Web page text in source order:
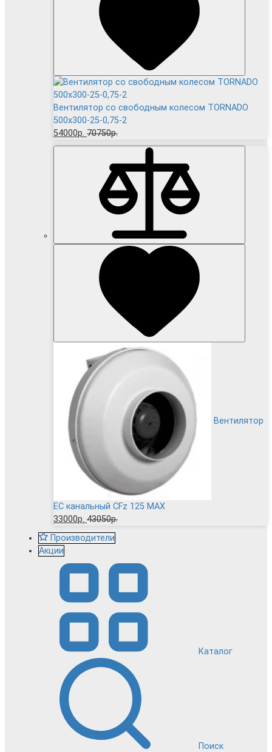
Вентилятор cо свободным колесом TORNADO
500x300-25-0,75-2
54000р. 70750р.
Вентилятор
EC канальный CFz 125 MAX
33000р. 43050р.
Производители
Акции
Каталог
Поиск